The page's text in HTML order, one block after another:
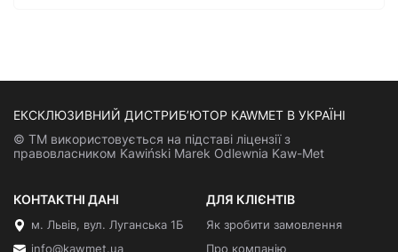
ЕКСКЛЮЗИВНИЙ ДИСТРИБ’ЮТОР KAWMET В УКРАЇНІ
© ТМ використовується на підставі ліцензії з
правовласником Kawiński Marek Odlewnia Kaw-Met
КОНТАКТНІ ДАНІ
м. Львів, вул. Луганська 1Б
info@kawmet.ua
ДЛЯ КЛІЄНТІВ
Як зробити замовлення
Про компанію